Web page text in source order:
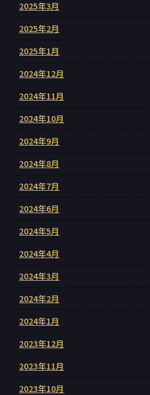
2025年3月
2025年2月
2025年1月
2024年12月
2024年11月
2024年10月
2024年9月
2024年8月
2024年7月
2024年6月
2024年5月
2024年4月
2024年3月
2024年2月
2024年1月
2023年12月
2023年11月
2023年10月